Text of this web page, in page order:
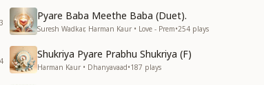
मिटाके द्वेष अकस आपस मे यार से
स्वर्णीम युग को लाये हम
स्वर्णीम युग को लाये हम
प्रभू प्रेम की किरनो से जग को बदलेंगे हम
प्रभू प्रेम की किरनो से जग को बदलेंगे हम
3
Pyare Baba Meethe Baba (Duet).
Suresh Wadkar, Harman Kaur • Love - Prem•254 plays
4
Shukriya Pyare Prabhu Shukriya (F)
Harman Kaur • Dhanyavaad•187 plays